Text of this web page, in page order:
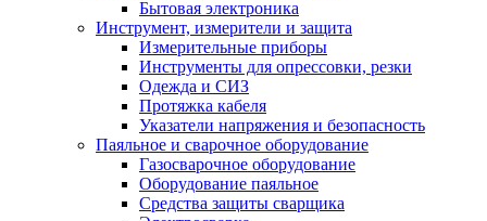
Бытовая электроника
Инструмент, измерители и защита
Измерительные приборы
Инструменты для опрессовки, резки
Одежда и СИЗ
Протяжка кабеля
Указатели напряжения и безопасность
Паяльное и сварочное оборудование
Газосварочное оборудование
Оборудование паяльное
Средства защиты сварщика